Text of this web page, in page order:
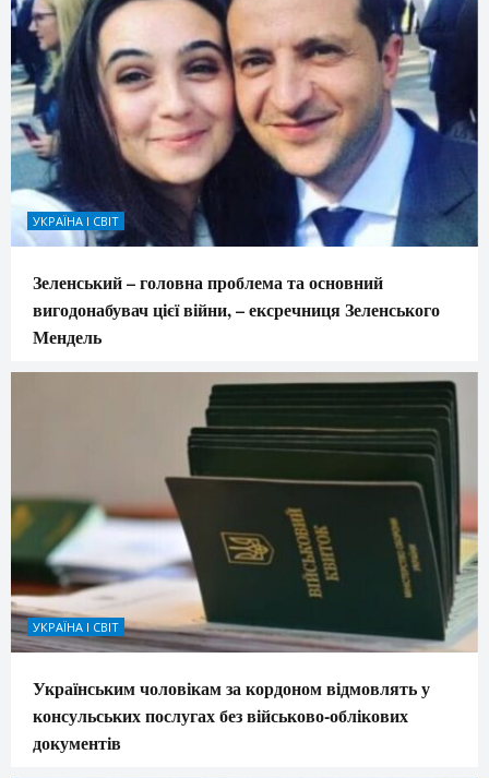
УКРАЇНА І СВІТ
Зеленський – головна проблема та основний
вигодонабувач цієї війни, – ексречниця Зеленського
Мендель
УКРАЇНА І СВІТ
Українським чоловікам за кордоном відмовлять у
консульських послугах без військово-облікових
документів